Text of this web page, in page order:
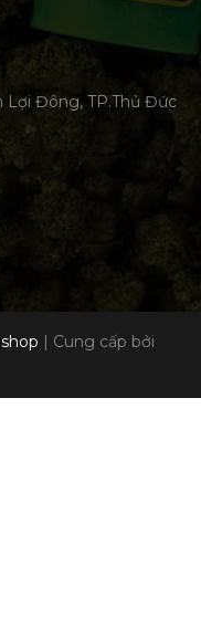
Lợi Đông, TP.Thủ Đức
| Cung cấp bởi